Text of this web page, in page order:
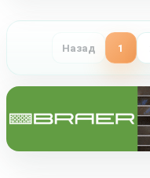
Назад 1